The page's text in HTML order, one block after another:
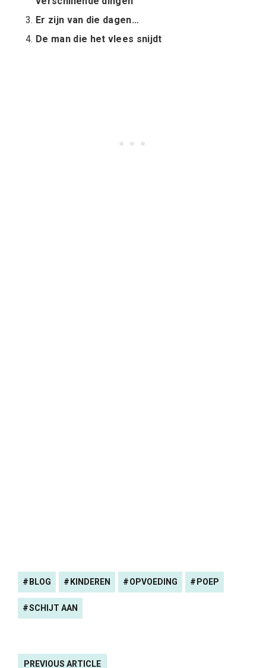
Er zijn van die dagen…
De man die het vlees snijdt
BLOG KINDEREN OPVOEDING POEP
SCHIJT AAN
PREVIOUS ARTICLE